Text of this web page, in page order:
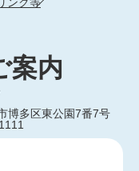
ンク等
案内
博多区東公園7番7号